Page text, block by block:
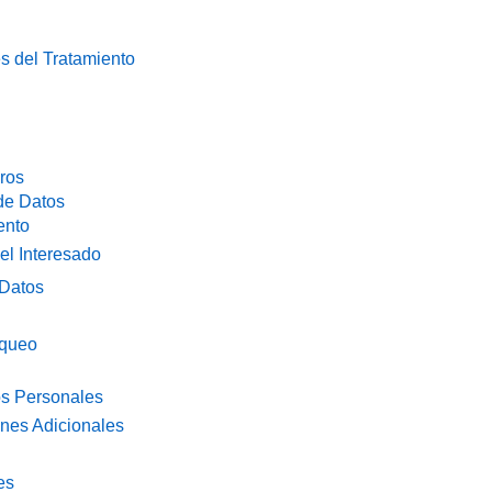
del Tratamiento
Datos
Interesado
Personales
Adicionales